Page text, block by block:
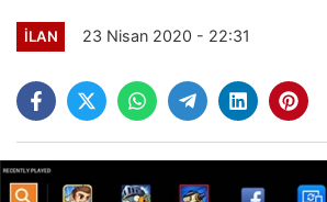
İLAN 23 Nisan 2020 - 22:31